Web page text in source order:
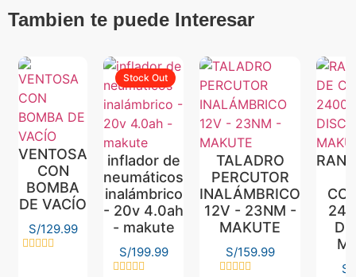
Tambien te puede Interesar
VENTOSA
CON
BOMBA
DE VACÍO
S/129.99
Stock Out
inflador de
neumáticos
inalámbrico
- 20v 4.0ah
- makute
S/199.99
TALADRO
PERCUTOR
INALÁMBRICO
12V - 23NM -
MAKUTE
S/159.99
S/